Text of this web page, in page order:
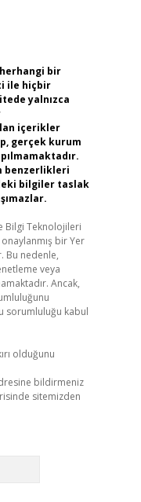
bir
ile hiçbir
yalnızca
içerikler
gerçek kurum
benzerlikleri
bilgiler taslak
Bilgi Teknolojileri
bir Yer
Bu nedenle,
veya
Ancak,
sorumluluğu kabul
olduğunu
bildirmeniz
sitemizden